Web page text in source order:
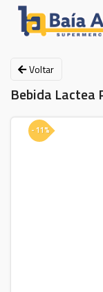
Voltar
Bebida Lactea
- 11%